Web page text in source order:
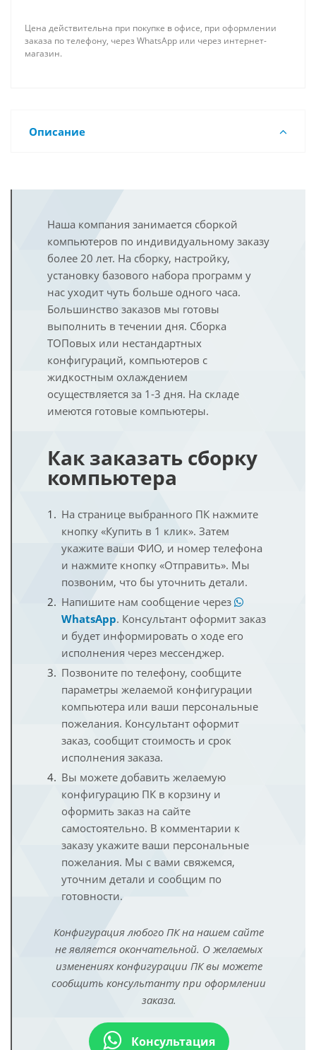
Цена действительна при покупке в офисе, при оформлении
заказа по телефону, через WhatsApp или через интернет-
магазин.
Описание
Наша компания занимается сборкой
компьютеров по индивидуальному заказу
более 20 лет. На сборку, настройку,
установку базового набора программ у
нас уходит чуть больше одного часа.
Большинство заказов мы готовы
выполнить в течении дня. Сборка
ТОПовых или нестандартных
конфигураций, компьютеров с
жидкостным охлаждением
осуществляется за 1-3 дня. На складе
имеются готовые компьютеры.
Как заказать сборку
компьютера
На странице выбранного ПК нажмите
кнопку «Купить в 1 клик». Затем
укажите ваши ФИО, и номер телефона
и нажмите кнопку «Отправить». Мы
позвоним, что бы уточнить детали.
Напишите нам сообщение через
WhatsApp. Консультант оформит заказ
и будет информировать о ходе его
исполнения через мессенджер.
Позвоните по телефону, сообщите
параметры желаемой конфигурации
компьютера или ваши персональные
пожелания. Консультант оформит
заказ, сообщит стоимость и срок
исполнения заказа.
Вы можете добавить желаемую
конфигурацию ПК в корзину и
оформить заказ на сайте
самостоятельно. В комментарии к
заказу укажите ваши персональные
пожелания. Мы с вами свяжемся,
уточним детали и сообщим по
готовности.
Конфигурация любого ПК на нашем сайте
не является окончательной. О желаемых
изменениях конфигурации ПК вы можете
сообщить консультанту при оформлении
заказа.
Консультация